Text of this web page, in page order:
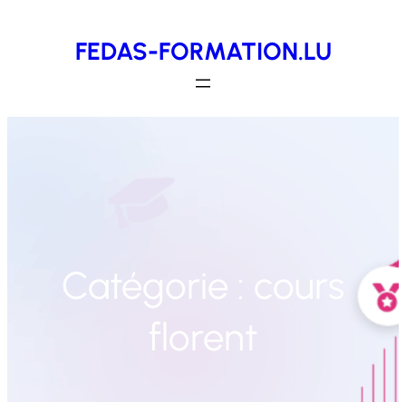
FEDAS-FORMATION.LU
Catégorie :
florent